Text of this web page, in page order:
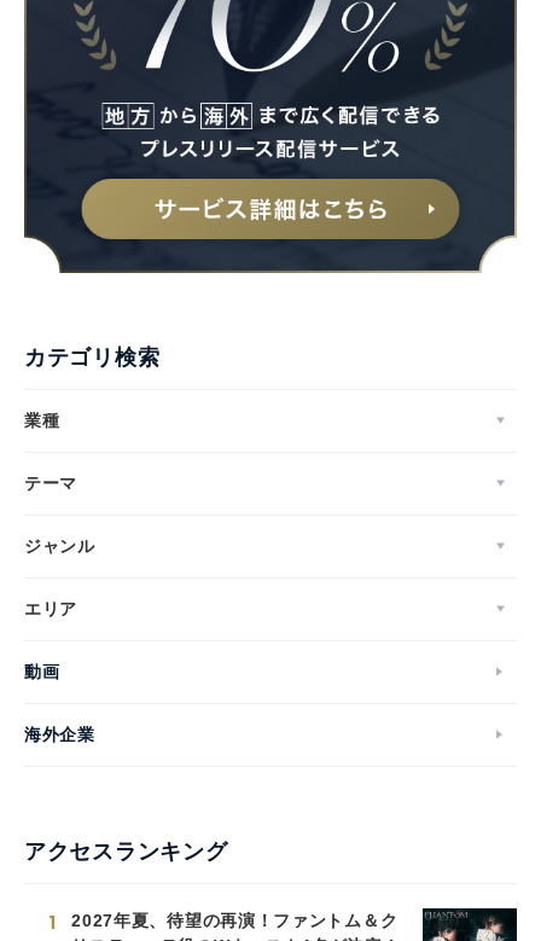
カテゴリ検索
業種
テーマ
ジャンル
エリア
動画
海外企業
アクセスランキング
1
2027年夏、待望の再演！ファントム＆ク